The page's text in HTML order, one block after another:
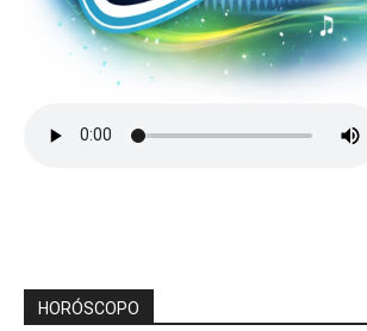
HORÓSCOPO